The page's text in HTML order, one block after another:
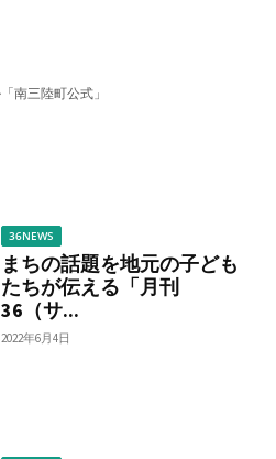
36NEWS
まちの話題を地元の子ども
たちが伝える「月刊
36（サ...
2022年6月4日